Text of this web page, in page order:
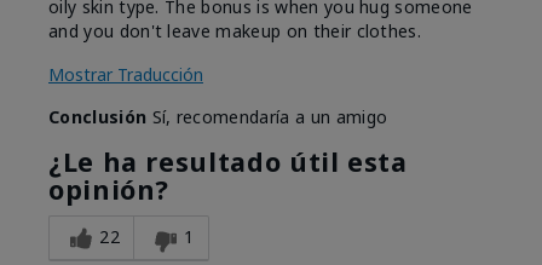
oily skin type. The bonus is when you hug someone
and you don't leave makeup on their clothes.
Mostrar Traducción
Conclusión Sí, recomendaría a un amigo
¿Le ha resultado útil esta
opinión?
22 1